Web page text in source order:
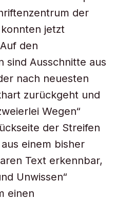
der
jetzt
den
sind Ausschnitte aus
nach neuesten
zurückgeht und
Wegen“
der Streifen
einem bisher
Text erkennbar,
Unwissen“
einen